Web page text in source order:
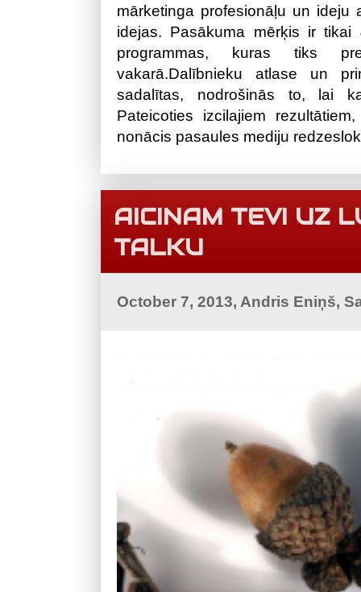
mārketinga profesionāļu un ideju
idejas. Pasākuma mērķis ir
programmas, kuras tiks
vakarā.Dalībnieku atlase un
sadalītas, nodrošinās to, lai
Pateicoties izcilajiem
nonācis pasaules mediju
AICINAM TEVI UZ
TALKU
October 7, 2013, Andris Eniņš,